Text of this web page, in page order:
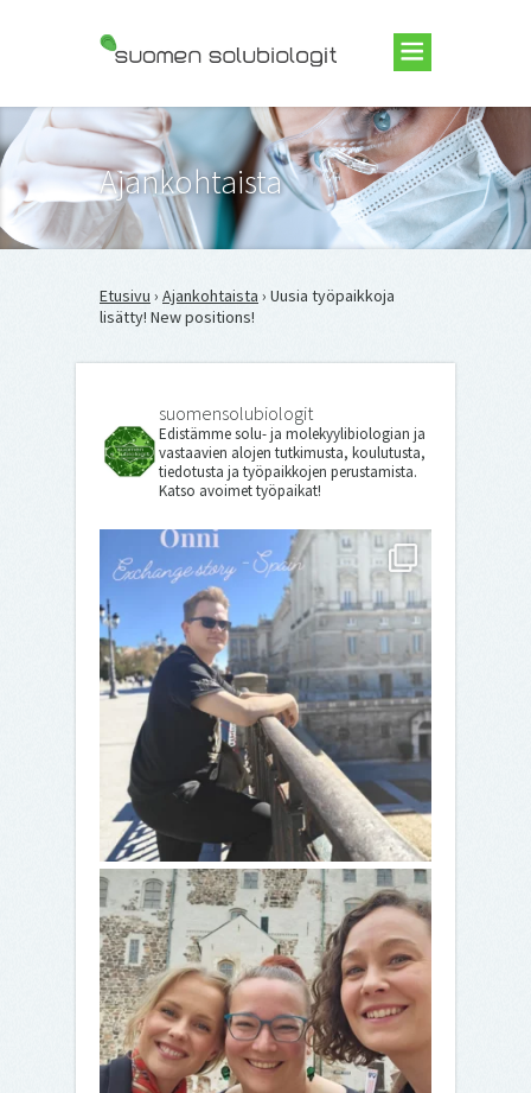
Suomen Solubiologit ry
Ajankohtaista
Etusivu › Ajankohtaista › Uusia työpaikkoja
lisätty! New positions!
suomensolubiologit
Edistämme solu- ja molekyylibiologian ja
vastaavien alojen tutkimusta, koulutusta,
tiedotusta ja työpaikkojen perustamista.
Katso avoimet työpaikat!